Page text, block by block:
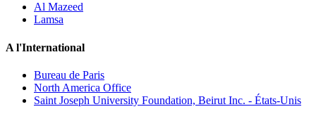
Al Mazeed
Lamsa
A l'International
Bureau de Paris
North America Office
Saint Joseph University Foundation, Beirut Inc. - États-Unis